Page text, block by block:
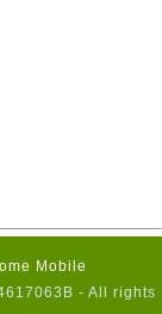
Mobile
- All rights